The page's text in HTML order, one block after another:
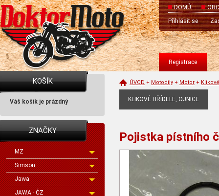
DOMŮ
Přihlásit se
Registrace
KOŠÍK
Váš košík je prázdný
ZNAČKY
MZ
Simson
Jawa
JAWA - ČZ
ÚVOD + Motodíly + Motor +
KLIKOVÉ HŘÍDELE, OJNICE
Pojistka pístního